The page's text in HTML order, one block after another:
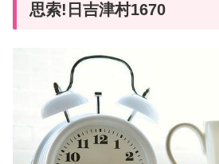
思索!日吉津村1670